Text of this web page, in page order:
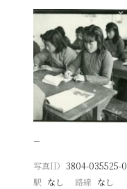
−
写真ID 3804-035525-0
駅 なし 路線 なし